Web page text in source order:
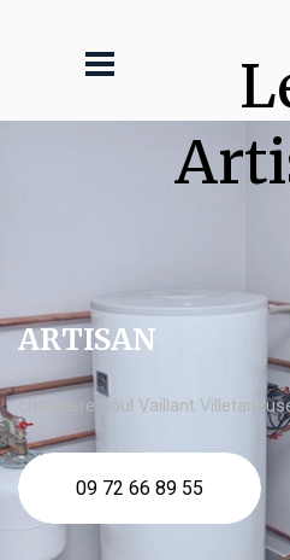
ARTISAN
chaudière fioul Vaillant
09 72 66 89 55